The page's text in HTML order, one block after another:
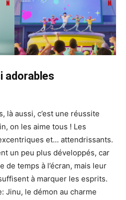
adorables
là aussi, c’est une réussite
on les aime tous ! Les
et… attendrissants.
un peu plus développés, car
de temps à l’écran, mais leur
à marquer les esprits.
Jinu, le démon au charme